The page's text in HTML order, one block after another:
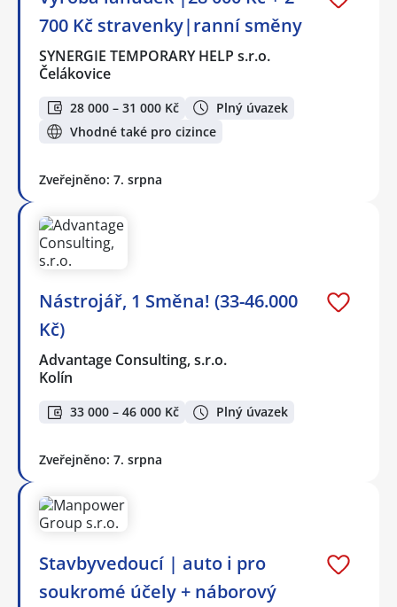
700 Kč stravenky|ranní směny
SYNERGIE TEMPORARY HELP s.r.o.
Čelákovice
28 000 – 31 000 Kč
Plný úvazek
Vhodné také pro cizince
Zveřejněno: 7. srpna
Nástrojář, 1 Směna! (33-46.000
Kč)
Advantage Consulting, s.r.o.
Kolín
33 000 – 46 000 Kč Plný úvazek
Zveřejněno: 7. srpna
Stavbyvedoucí | auto i pro
soukromé účely + náborový